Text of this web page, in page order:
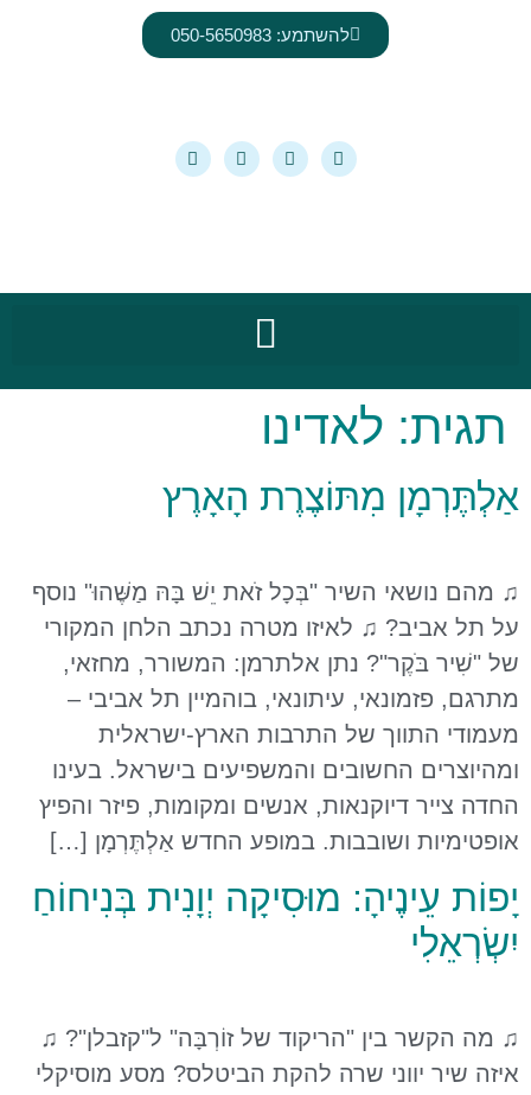
להשתמע: 050-5650983
תגית: לאדינו
אַלְתֶּרְמָן מִתּוֹצֶרֶת הָאָרֶץ
♫ מהם נושאי השיר "בְּכָל זֹאת יֵשׁ בָּהּ מַשֶּׁהוּ" נוסף
על תל אביב? ♫ לאיזו מטרה נכתב הלחן המקורי
של "שִׁיר בֹּקֶר"? נתן אלתרמן: המשורר, מחזאי,
מתרגם, פזמונאי, עיתונאי, בוהמיין תל אביבי –
מעמודי התווך של התרבות הארץ-ישראלית
ומהיוצרים החשובים והמשפיעים בישראל. בעינו
החדה צייר דיוקנאות, אנשים ומקומות, פיזר והפיץ
אופטימיות ושובבות. במופע החדש אַלְתֶּרְמָן […]
יָפוֹת עֵינֶיהָ: מוּסִיקָה יְוָנִית בְּנִיחוֹחַ
יִשְׂרְאֵלִי
♫ מה הקשר בין "הריקוד של זוֹרְבָּה" ל"קזבלן"? ♫
איזה שיר יווני שרה להקת הביטלס? מסע מוסיקלי